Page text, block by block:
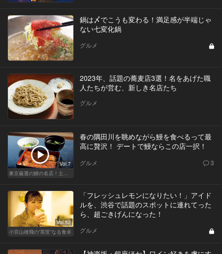
鍋は〆でこうも変わる！満足感が半端じゃ
ない七変化鍋
グルメ
2023年、話題の蕎麦店3選！名をあげた職
人たちが営む、新しき名店たち
グルメ
Vol.7
東京厳選の鰻の名店！土用の丑の日じゃなくても行きたい
春の隅田川を眺めながら鰻を食べるって最
高に贅沢！ デートで鰻ならこの店一択！
グルメ 3
Vol.52
小宮山雄飛の“英世”なる食卓
「フレッシュレモンになりたい！」アイド
ルを、渋谷で話題のスポットに連れてった
ら、超ごきげんになった！
グルメ